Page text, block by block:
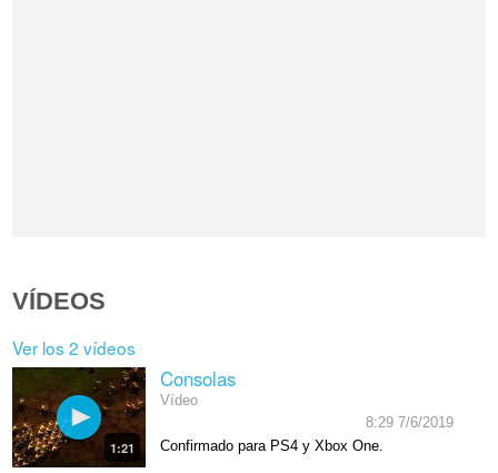
VÍDEOS
Ver los 2 vídeos
1:21
Consolas
Vídeo
8:29 7/6/2019
Confirmado para PS4 y Xbox One.